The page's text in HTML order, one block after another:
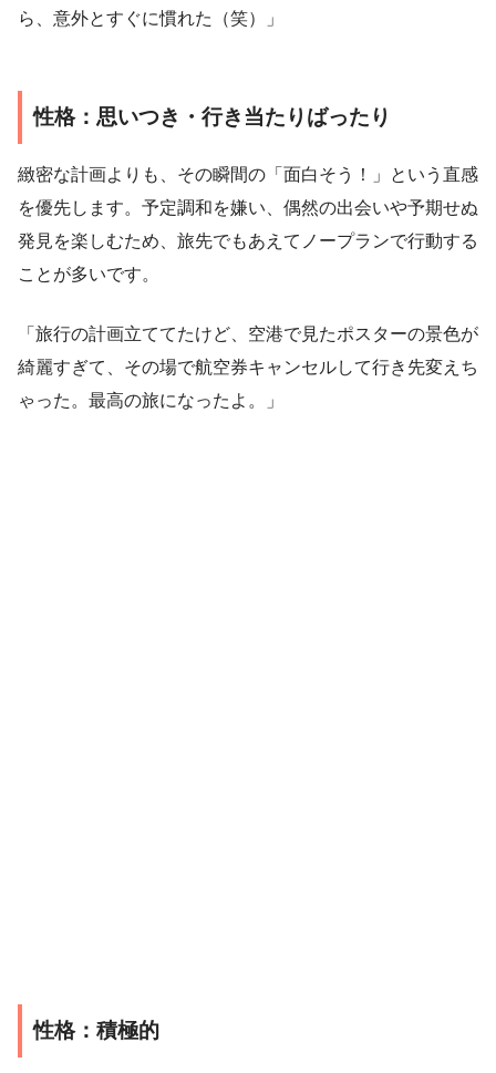
ら、意外とすぐに慣れた（笑）」
性格：思いつき・行き当たりばったり
緻密な計画よりも、その瞬間の「面白そう！」という直感
を優先します。予定調和を嫌い、偶然の出会いや予期せぬ
発見を楽しむため、旅先でもあえてノープランで行動する
ことが多いです。
「旅行の計画立ててたけど、空港で見たポスターの景色が
綺麗すぎて、その場で航空券キャンセルして行き先変えち
ゃった。最高の旅になったよ。」
性格：積極的